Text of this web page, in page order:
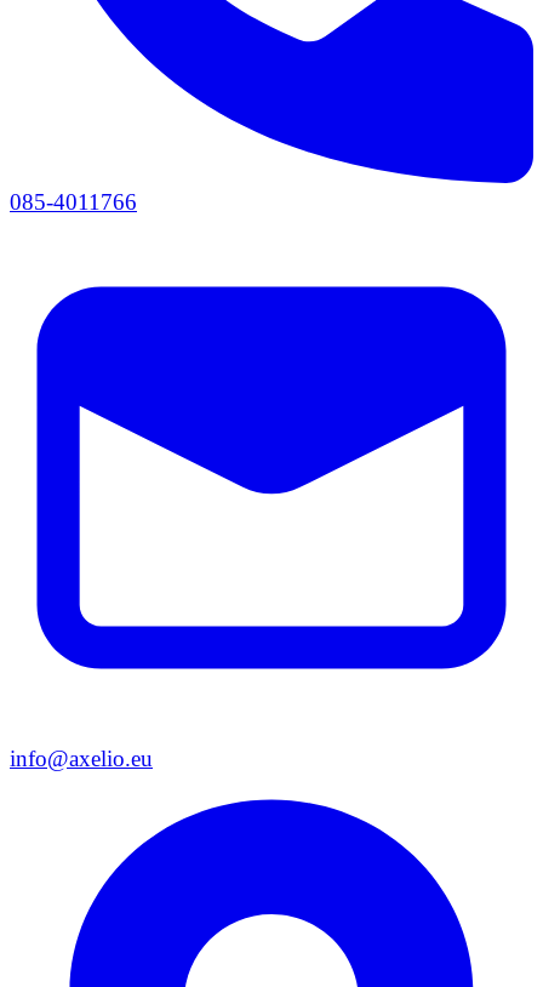
085-4011766
info@axelio.eu